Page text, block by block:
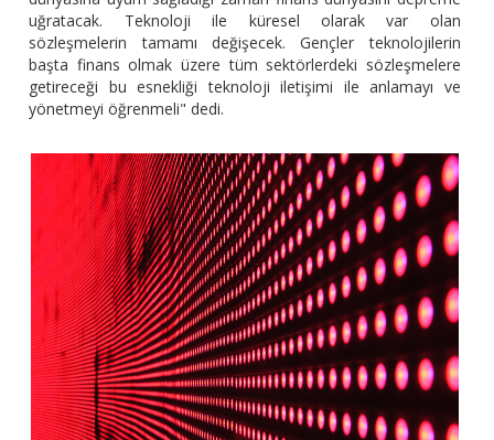
uğratacak. Teknoloji ile küresel olarak var olan
sözleşmelerin tamamı değişecek. Gençler teknolojilerin
başta finans olmak üzere tüm sektörlerdeki sözleşmelere
getireceği bu esnekliği teknoloji iletişimi ile anlamayı ve
yönetmeyi öğrenmeli" dedi.